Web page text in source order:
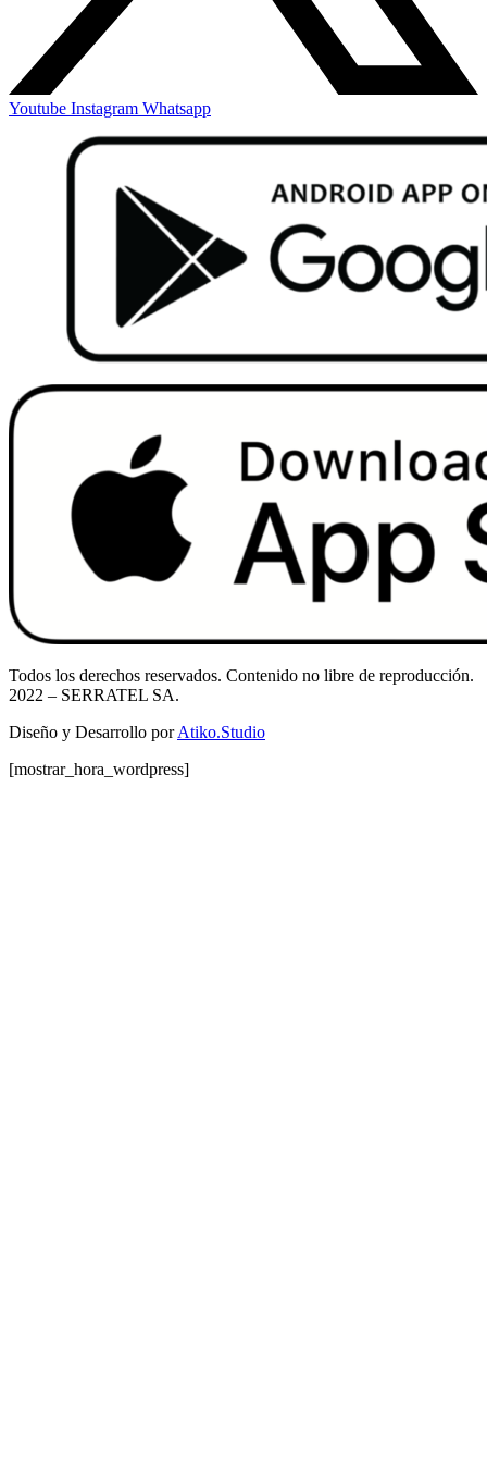
Youtube Instagram Whatsapp
Todos los derechos reservados. Contenido no libre de reproducción.
2022 – SERRATEL SA.
Diseño y Desarrollo porAtiko.Studio
[mostrar_hora_wordpress]